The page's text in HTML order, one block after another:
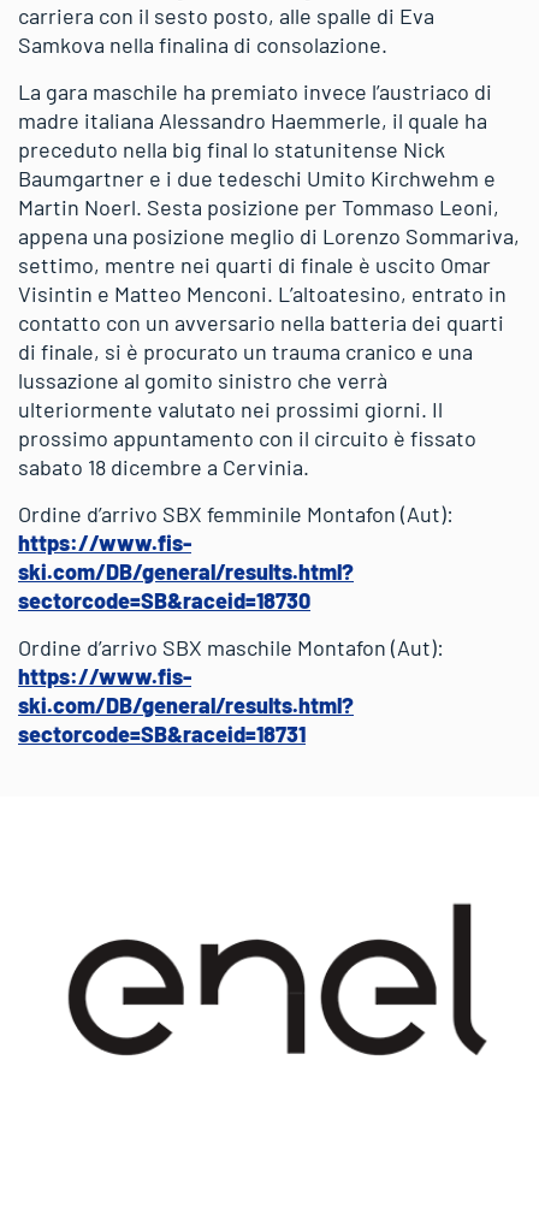
carriera con il sesto posto, alle spalle di Eva
Samkova nella finalina di consolazione.
La gara maschile ha premiato invece l’austriaco di
madre italiana Alessandro Haemmerle, il quale ha
preceduto nella big final lo statunitense Nick
Baumgartner e i due tedeschi Umito Kirchwehm e
Martin Noerl. Sesta posizione per Tommaso Leoni,
appena una posizione meglio di Lorenzo Sommariva,
settimo, mentre nei quarti di finale è uscito Omar
Visintin e Matteo Menconi. L’altoatesino, entrato in
contatto con un avversario nella batteria dei quarti
di finale, si è procurato un trauma cranico e una
lussazione al gomito sinistro che verrà
ulteriormente valutato nei prossimi giorni. Il
prossimo appuntamento con il circuito è fissato
sabato 18 dicembre a Cervinia.
Ordine d’arrivo SBX femminile Montafon (Aut):
https://www.fis-
ski.com/DB/general/results.html?
sectorcode=SB&raceid=18730
Ordine d’arrivo SBX maschile Montafon (Aut):
https://www.fis-
ski.com/DB/general/results.html?
sectorcode=SB&raceid=18731